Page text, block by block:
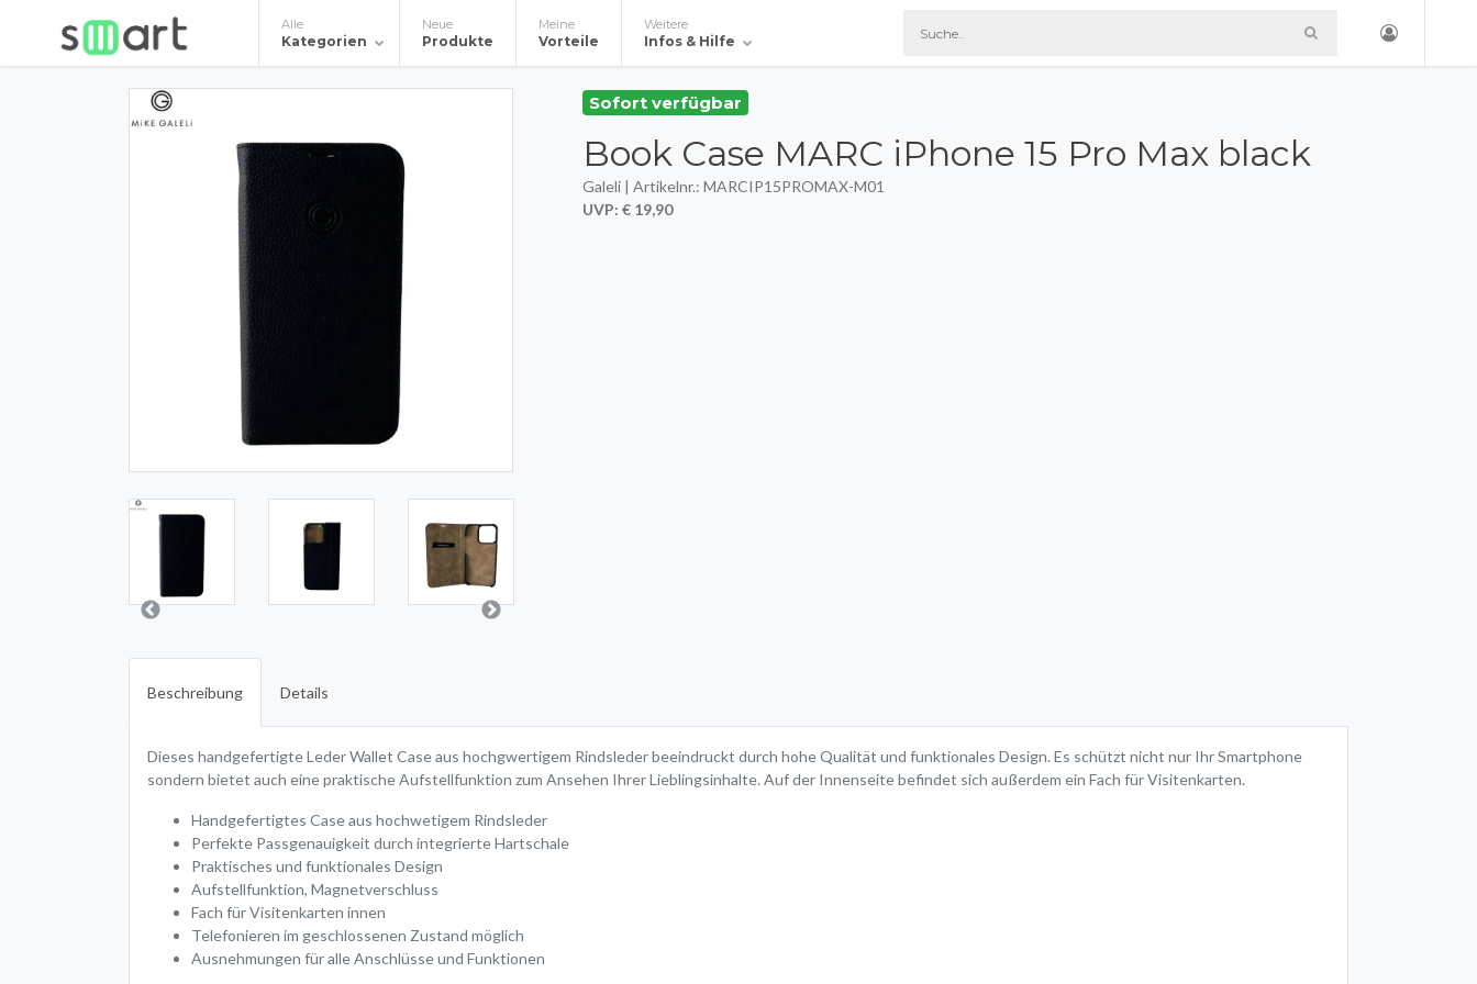
Alle
Kategorien
Neue
Produkte
Meine
Vorteile
Weitere
Infos & Hilfe
Sofort verfügbar
Book Case MARC iPhone 15 Pro Max black
Galeli | Artikelnr.: MARCIP15PROMAX-M01
UVP: € 19,90
Beschreibung Details
Dieses handgefertigte Leder Wallet Case aus hochgwertigem Rindsleder beeindruckt durch hohe Qualität und funktionales Design. Es schützt nicht nur Ihr Smartphone
sondern bietet auch eine praktische Aufstellfunktion zum Ansehen Ihrer Lieblingsinhalte. Auf der Innenseite befindet sich außerdem ein Fach für Visitenkarten.
Handgefertigtes Case aus hochwetigem Rindsleder
Perfekte Passgenauigkeit durch integrierte Hartschale
Praktisches und funktionales Design
Aufstellfunktion, Magnetverschluss
Fach für Visitenkarten innen
Telefonieren im geschlossenen Zustand möglich
Ausnehmungen für alle Anschlüsse und Funktionen